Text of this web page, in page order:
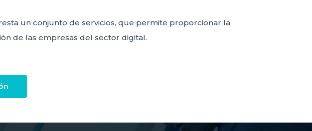
un conjunto de servicios, que permite proporcionar la
de las empresas del sector digital.